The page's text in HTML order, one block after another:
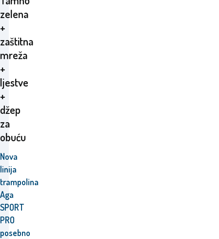
zelena
+
zaštitna
mreža
+
ljestve
+
džep
za
obuću
Nova
linija
trampolina
Aga
SPORT
PRO
posebno